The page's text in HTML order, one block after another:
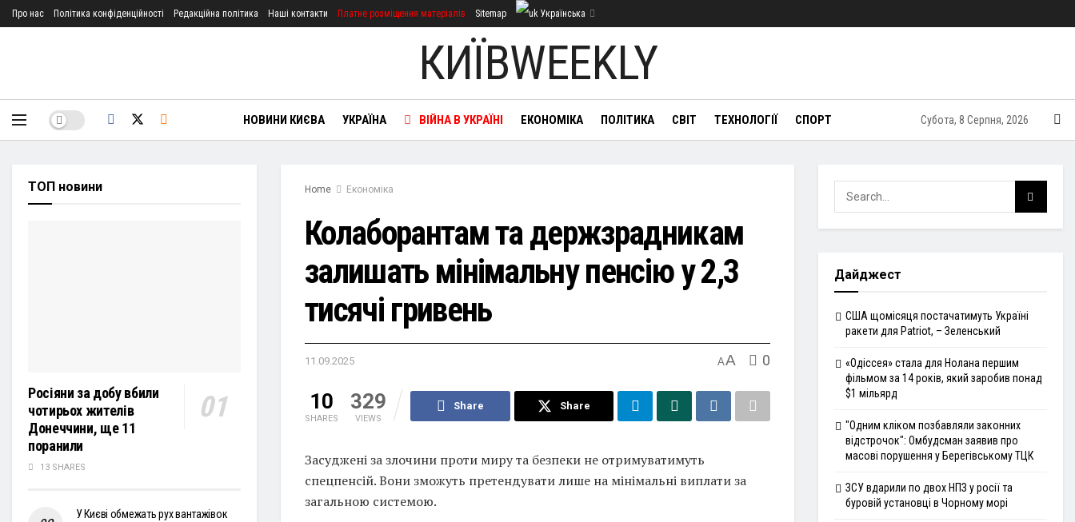
Про нас Політика конфіденційності Редакційна політика Наші контакти Платне розміщення матеріалів Sitemap Українська
КИЇВWEEKLY
НОВИНИ КИЄВА УКРАЇНА ВІЙНА В УКРАЇНІ ЕКОНОМІКА ПОЛІТИКА СВІТ ТЕХНОЛОГІЇ СПОРТ Субота, 8 Серпня, 2026
Home Економіка
Колаборантам та держзрадникам
залишать мінімальну пенсію у 2,3
тисячі гривень
11.09.2025 AA 0
10
SHARES
329
VIEWS
Share Share
Засуджені за злочини проти миру та безпеки не отримуватимуть
спецпенсій. Вони зможуть претендувати лише на мінімальні виплати за
загальною системою.
ТОП новини
Росіяни за добу вбили
чотирьох жителів
Донеччини, ще 11
поранили
13 SHARES
У Києві обмежать рух вантажівок
Дайджест
США щомісяця постачатимуть Україні
ракети для Patriot, – Зеленський
«Одіссея» стала для Нолана першим
фільмом за 14 років, який заробив понад
$1 мільярд
"Одним кліком позбавляли законних
відстрочок": Омбудсман заявив про
масові порушення у Берегівському ТЦК
ЗСУ вдарили по двох НПЗ у росії та
буровій установці в Чорному морі